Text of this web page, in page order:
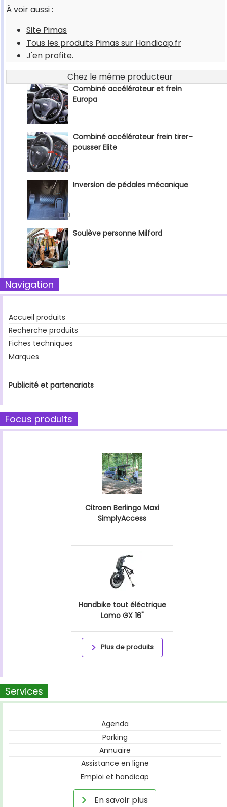
À voir aussi :
Site Pimas
Tous les produits Pimas sur Handicap.fr
J'en profite.
Chez le même producteur
Combiné accélérateur et frein
Europa
1
Combiné accélérateur frein tirer-
pousser Elite
0
Inversion de pédales mécanique
0
Soulève personne Milford
0
Navigation
Accueil produits
Recherche produits
Fiches techniques
Marques
Publicité et partenariats
Focus produits
Citroen Berlingo Maxi
SimplyAccess
Handbike tout éléctrique
Lomo GX 16"
Plus de produits
Services
Agenda
Parking
Annuaire
Assistance en ligne
Emploi et handicap
En savoir plus